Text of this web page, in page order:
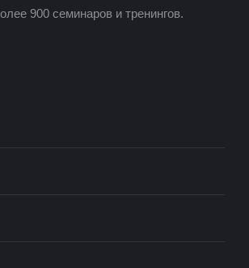
900 семинаров и тренингов.